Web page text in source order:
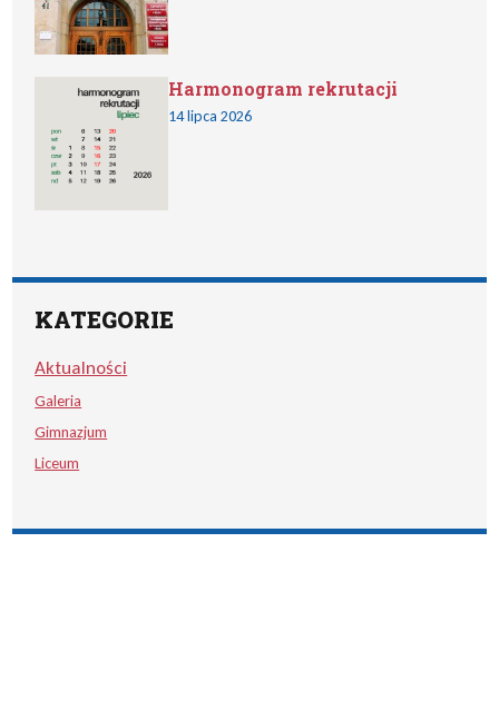
Harmonogram rekrutacji
14 lipca 2026
KATEGORIE
Aktualności
Galeria
Gimnazjum
Liceum